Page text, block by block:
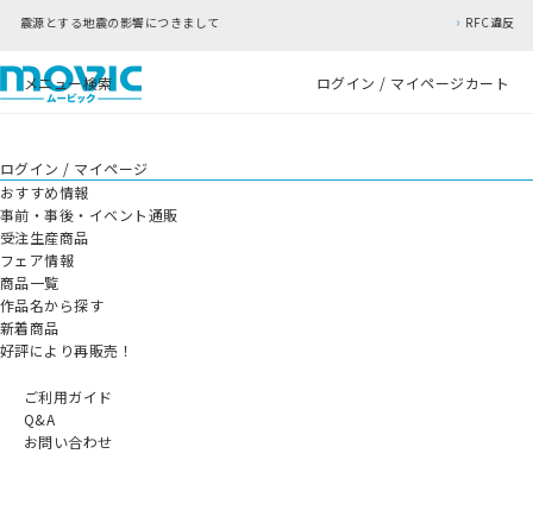
響につきまして RFC違反アドレスのご利用につい
メニュー検索 ログイン / マイページカート
ログイン / マイページ
おすすめ情報
事前・事後・イベント通販
受注生産商品
フェア情報
商品一覧
作品名から探す
新着商品
好評により再販売！
ご利用ガイド
Q&A
お問い合わせ